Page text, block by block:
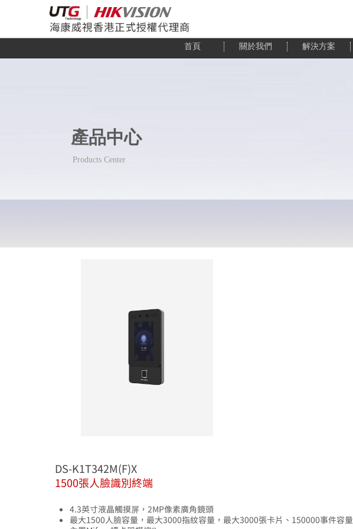
產品中心
Products Center
Products Center
DS-K1T342M(F)X
1500張人臉識別終端
4.3英寸液晶觸摸屏，2MP像素廣角鏡頭
最大1500人臉容量，最大3000指紋容量，最大3000張卡片、150000事件容量
首頁 關於我們 解決方案